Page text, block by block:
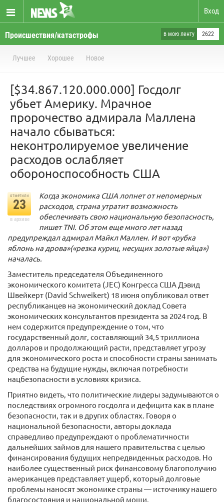
Вход
Происшествия/катастрофы в мою ленту 2622
Лучшее Хорошее Новое
[$34.867.120.000.000] Госдолг
убьет Америку. Мрачное
пророчество адмирала Маллена
начало сбываться:
неконтролируемое увеличение
расходов ослабляет
обороноспособность США
отметили
23
в архиве
Когда экономика США лопнет от непомерных
расходов, страна утратит возможность
обеспечивать свою национальную безопасность,
пишет TNI. Об этом еще много лет назад
предупреждал адмирал Майкл Маллен. И вот «рубка
яблонь на дрова»(«резка куриц, несущих золотые яйца»)
началась.
Заместитель председателя Объединенного
экономического комитета (JEC) Конгресса США Дэвид
Швейкерт (David Schweikert) 18 июня опубликовал ответ
республиканцев на экономический доклад Совета
экономических консультантов президента за 2024 год. В
нем содержится предупреждение о том, что
государственный долг, составляющий 34,5 триллиона
долларов и продолжающий расти, представляет угрозу
для экономического роста и способности страны занимать
средства на будущие нужды, включая потребности
нацбезопасности в условиях кризиса.
Приятно видеть, что политические лидеры задумываются о
последствиях огромного госдолга и дефицита как в плане
безопасности, так и в других областях. Говоря о
национальной безопасности, авторы доклада
справедливо предупреждают о проблематичности
дальнейших займов для нашего правительства с целью
финансирования будущих непредвиденных расходов. Но
наиболее существенный риск финансовому благополучию
американцев представляет ущерб, который долговые
проблемы наносят экономике страны — источнику нашего
благосостояния и национальной мощи.